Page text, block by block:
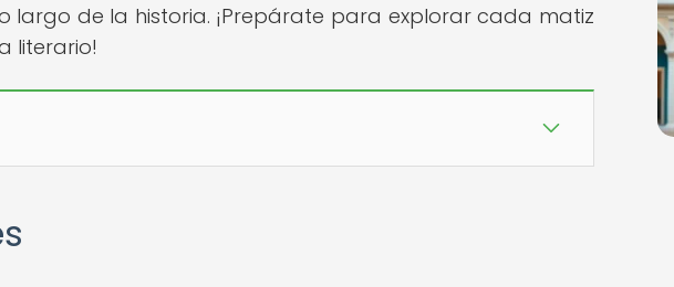
de la historia. ¡Prepárate para explorar cada matiz
literario!